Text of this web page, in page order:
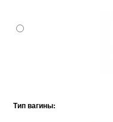
Тип вагины: